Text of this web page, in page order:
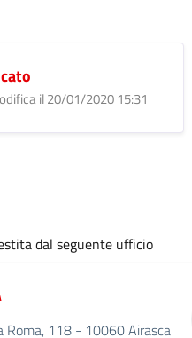
il 20/01/2020 15:31
dal seguente ufficio
Roma, 118 - 10060 Airasca